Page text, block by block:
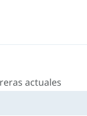
actuales